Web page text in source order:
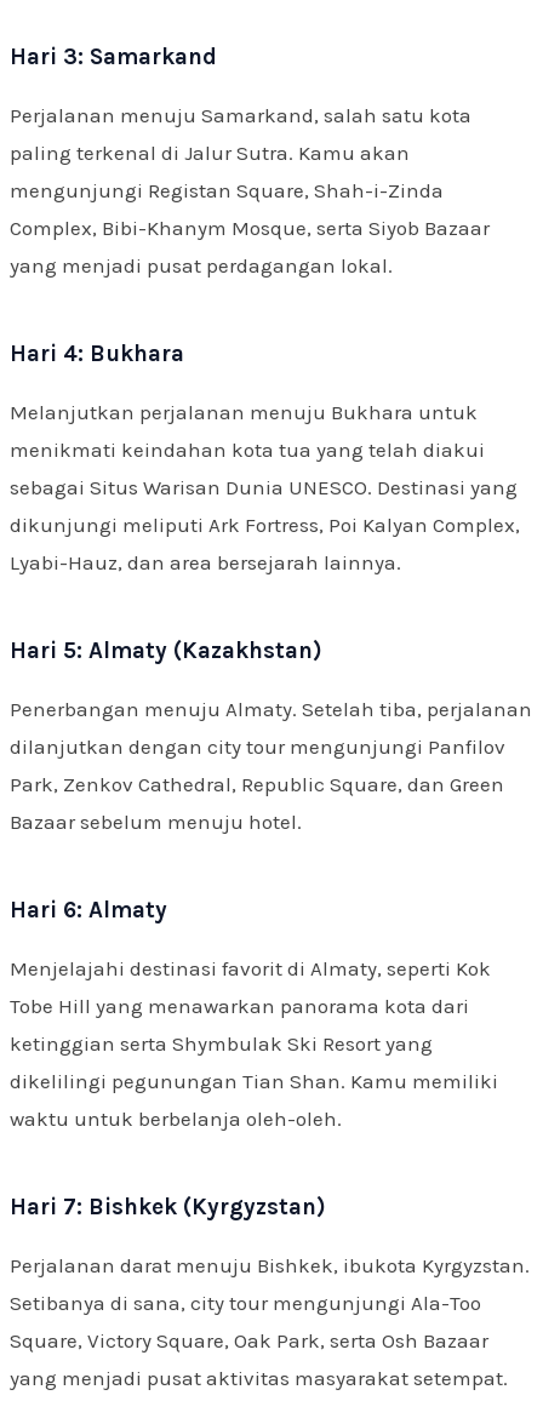
Hari 3: Samarkand
Perjalanan menuju Samarkand, salah satu kota
paling terkenal di Jalur Sutra. Kamu akan
mengunjungi Registan Square, Shah-i-Zinda
Complex, Bibi-Khanym Mosque, serta Siyob Bazaar
yang menjadi pusat perdagangan lokal.
Hari 4: Bukhara
Melanjutkan perjalanan menuju Bukhara untuk
menikmati keindahan kota tua yang telah diakui
sebagai Situs Warisan Dunia UNESCO. Destinasi yang
dikunjungi meliputi Ark Fortress, Poi Kalyan Complex,
Lyabi-Hauz, dan area bersejarah lainnya.
Hari 5: Almaty (Kazakhstan)
Penerbangan menuju Almaty. Setelah tiba, perjalanan
dilanjutkan dengan city tour mengunjungi Panfilov
Park, Zenkov Cathedral, Republic Square, dan Green
Bazaar sebelum menuju hotel.
Hari 6: Almaty
Menjelajahi destinasi favorit di Almaty, seperti Kok
Tobe Hill yang menawarkan panorama kota dari
ketinggian serta Shymbulak Ski Resort yang
dikelilingi pegunungan Tian Shan. Kamu memiliki
waktu untuk berbelanja oleh-oleh.
Hari 7: Bishkek (Kyrgyzstan)
Perjalanan darat menuju Bishkek, ibukota Kyrgyzstan.
Setibanya di sana, city tour mengunjungi Ala-Too
Square, Victory Square, Oak Park, serta Osh Bazaar
yang menjadi pusat aktivitas masyarakat setempat.